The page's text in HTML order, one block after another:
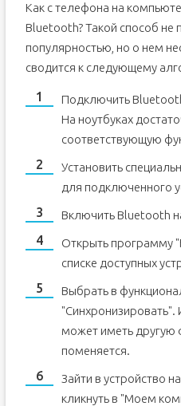
Как с телефона на
Bluetooth? Такой способ не
популярностью, но о нем
сводится к следующему
Подключить
На ноутбуках
соответствующую
Установить
для подключенного
Включить Bluetooth
Открыть программу
списке доступных
Выбрать в
"Синхронизировать".
может иметь другую
поменяется.
Зайти в устройство
кликнуть в "Моем